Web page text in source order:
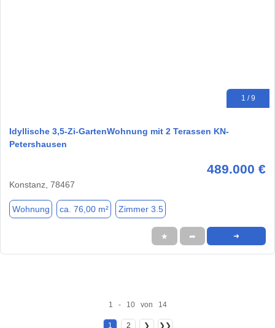
1 / 9
Idyllische 3,5-Zi-GartenWohnung mit 2 Terassen KN-
Petershausen
489.000 €
Konstanz, 78467
Wohnung ca. 76,00 m² Zimmer 3.5
★ ➦ ➜
1 - 10 von 14
1 2 ❯ ❯❯